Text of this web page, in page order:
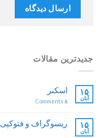
جدیدترین مقالات
۱۵
آبان
اسکنر
۸
۱۵
آبان
ریسوگراف و فتوکپی